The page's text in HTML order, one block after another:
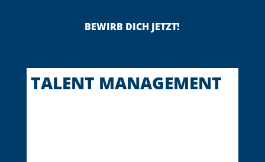
BEWIRB DICH JETZT!
TALENT MANAGEMENT